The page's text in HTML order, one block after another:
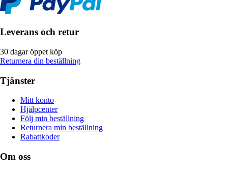
Leverans och retur
30 dagar öppet köp
Returnera din beställning
Tjänster
Mitt konto
Hjälpcenter
Följ min beställning
Returnera min beställning
Rabattkoder
Om oss